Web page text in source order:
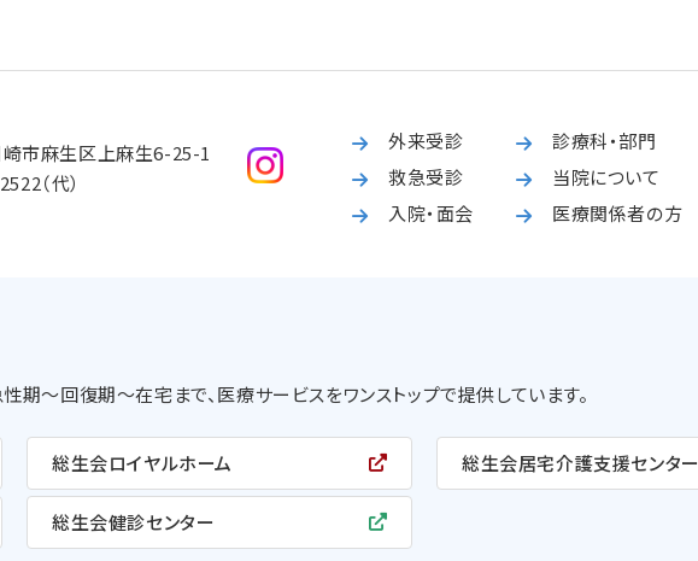
市麻生区上麻生6-25-1
（代）
外来受診
救急受診
入院・面会
診療科・部門
当院について
医療関係者の方
〜回復期〜在宅まで、医療サービスをワンストップで提供しています。
総生会ロイヤルホーム 総生会居宅介護支援センター
総生会健診センター